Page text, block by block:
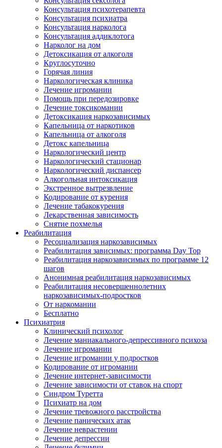
Консультация психотерапевта
Консультация психиатра
Консультация нарколога
Консультация аддиклотога
Нарколог на дом
Детоксикация от алкоголя
Круглосуточно
Горячая линия
Наркологическая клиника
Лечение игромании
Помощь при передозировке
Лечение токсикомании
Детоксикация наркозависимых
Капельница от наркотиков
Капельница от алкоголя
Детокс капельница
Наркологический центр
Наркологический стационар
Наркологический диспансер
Алкогольная интоксикация
Экстренное вытрезвление
Кодирование от курения
Лечение табакокурения
Лекарственная зависимость
Снятие похмелья
Реабилитация
Ресоциализация наркозависимых
Реабилитация зависимых: программа Day Top
Реабилитация наркозависимых по программе 12
шагов
Анонимная реабилитация наркозависимых
Реабилитация несовершеннолетних
наркозависимых-подростков
От наркомании
Бесплатно
Психиатрия
Клинический психолог
Лечение маниакального-депрессивного психоза
Лечение игромании
Лечение игромании у подростков
Кодирование от игромании
Лечение интернет-зависимости
Лечение зависимости от ставок на спорт
Синдром Туретта
Психиатр на дом
Лечение тревожного расстройства
Лечение панических атак
Лечение неврастении
Лечение депрессии